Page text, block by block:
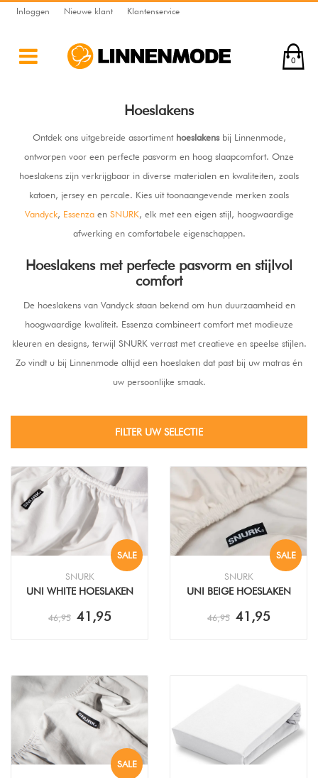
Inloggen Nieuwe klant Klantenservice
0
Hoeslakens
Ontdek ons uitgebreide assortiment hoeslakensbij Linnenmode,
ontworpen voor een perfecte pasvorm en hoog slaapcomfort. Onze
hoeslakens zijn verkrijgbaar in diverse materialen en kwaliteiten, zoals
katoen, jersey en percale. Kies uit toonaangevende merken zoals
Vandyck, Essenzaen SNURK, elk met een eigen stijl, hoogwaardige
afwerking en comfortabele eigenschappen.
Hoeslakens met perfecte pasvorm en stijlvol
comfort
De hoeslakens van Vandyck staan bekend om hun duurzaamheid en
hoogwaardige kwaliteit. Essenza combineert comfort met modieuze
kleuren en designs, terwijl SNURK verrast met creatieve en speelse stijlen.
Zo vindt u bij Linnenmode altijd een hoeslaken dat past bij uw matras én
uw persoonlijke smaak.
FILTER UW SELECTIE
SALE
SNURK
UNI WHITE HOESLAKEN
46,95 41,95
SALE
SNURK
UNI BEIGE HOESLAKEN
46,95 41,95
SALE